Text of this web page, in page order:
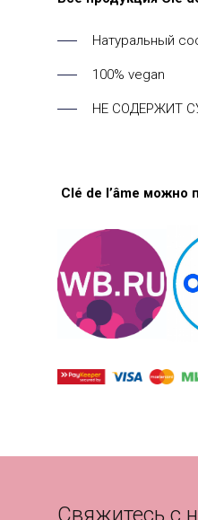
Натуральный
100% vegan
НЕ СОДЕРЖИТ
Clé de l’âme можно
Свяжитесь с